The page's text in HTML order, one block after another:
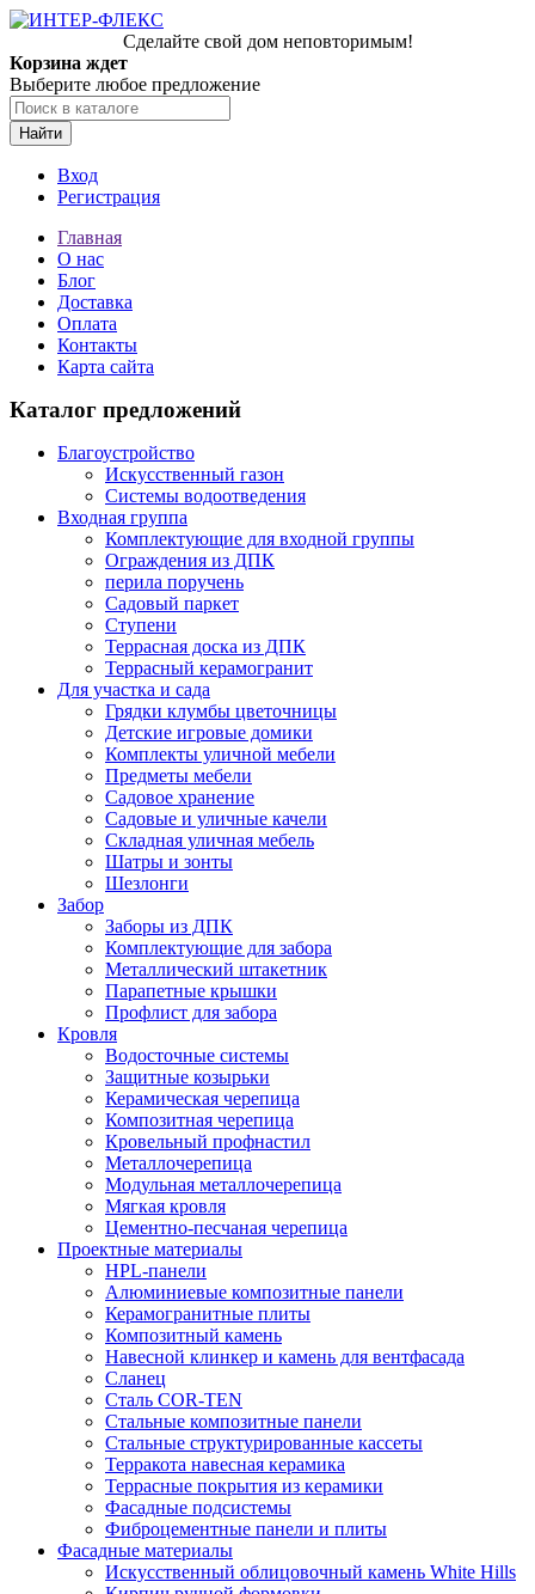
Сделайте свой дом неповторимым!
Корзина ждет
Выберите любое предложение
Найти
Вход
Регистрация
Главная
О нас
Блог
Доставка
Оплата
Контакты
Карта сайта
Каталог предложений
Благоустройство
Искусственный газон
Системы водоотведения
Входная группа
Комплектующие для входной группы
Ограждения из ДПК
перила поручень
Садовый паркет
Ступени
Террасная доска из ДПК
Террасный керамогранит
Для участка и сада
Грядки клумбы цветочницы
Детские игровые домики
Комплекты уличной мебели
Предметы мебели
Садовое хранение
Садовые и уличные качели
Складная уличная мебель
Шатры и зонты
Шезлонги
Забор
Заборы из ДПК
Комплектующие для забора
Металлический штакетник
Парапетные крышки
Профлист для забора
Кровля
Водосточные системы
Защитные козырьки
Керамическая черепица
Композитная черепица
Кровельный профнастил
Металлочерепица
Модульная металлочерепица
Мягкая кровля
Цементно-песчаная черепица
Проектные материалы
HPL-панели
Алюминиевые композитные панели
Керамогранитные плиты
Композитный камень
Навесной клинкер и камень для вентфасада
Сланец
Сталь COR-TEN
Стальные композитные панели
Стальные структурированные кассеты
Терракота навесная керамика
Террасные покрытия из керамики
Фасадные подсистемы
Фиброцементные панели и плиты
Фасадные материалы
Искусственный облицовочный камень White Hills